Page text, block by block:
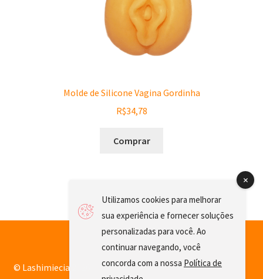
Molde de Silicone Vagina Gordinha
R$34,78
Comprar
© Lashimiecia 2026
Utilizamos cookies para melhorar
sua experiência e fornecer soluções
personalizadas para você. Ao
continuar navegando, você
concorda com a nossa Política de